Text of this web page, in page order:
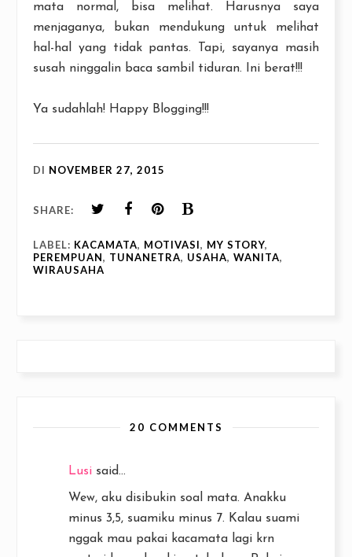
mata normal, bisa melihat. Harusnya saya
menjaganya, bukan mendukung untuk melihat
hal-hal yang tidak pantas. Tapi, sayanya masih
susah ninggalin baca sambil tiduran. Ini berat!!!
Ya sudahlah! Happy Blogging!!!
DI NOVEMBER 27, 2015
SHARE:
LABEL: KACAMATA, MOTIVASI, MY STORY,
PEREMPUAN, TUNANETRA, USAHA, WANITA,
WIRAUSAHA
20 COMMENTS
Lusi said...
Wew, aku disibukin soal mata. Anakku
minus 3,5, suamiku minus 7. Kalau suami
nggak mau pakai kacamata lagi krn